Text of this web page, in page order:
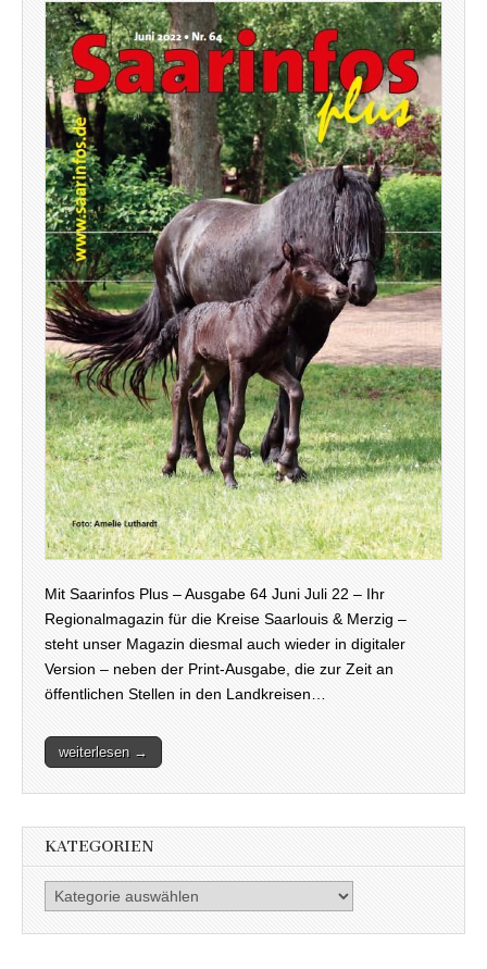
Mit Saarinfos Plus – Ausgabe 64 Juni Juli 22 – Ihr
Regionalmagazin für die Kreise Saarlouis & Merzig –
steht unser Magazin diesmal auch wieder in digitaler
Version – neben der Print-Ausgabe, die zur Zeit an
öffentlichen Stellen in den Landkreisen…
weiterlesen →
KATEGORIEN
Kategorien